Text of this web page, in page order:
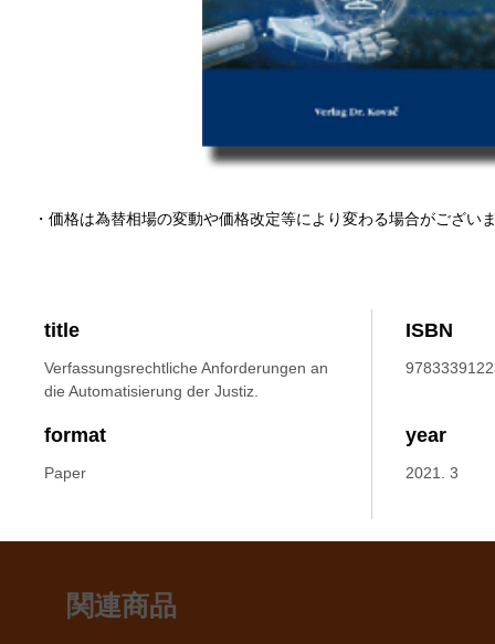
title
Verfassungsrechtliche Anforderungen an
die Automatisierung der Justiz.
ISBN
format
Paper
year
2021. 3
・価格は為替相場の変動や価格改定等により変わる場合がござい
関連商品